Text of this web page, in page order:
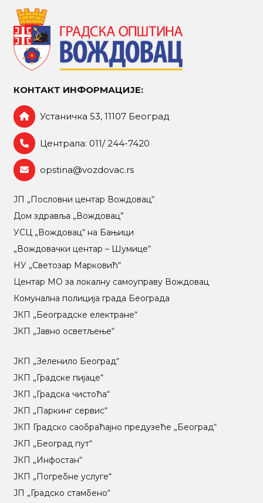
КОНТАКТ ИНФОРМАЦИЈЕ:
Устаничка 53, 11107 Београд
Централа: 011/ 244-7420
opstina@vozdovac.rs
ЈП „Пословни центар Вождовац“
Дом здравља „Вождовац”
УСЦ „Вождовац“ на Бањици
„Вождовачки центар – Шумице“
НУ „Светозар Марковић“
Центар МO за локалну самоуправу Вождовац
Комунална полиција града Београда
ЈКП „Београдске електране“
ЈКП „Јавно осветљење“
ЈКП „Зеленило Београд“
ЈКП „Градске пијаце“
ЈКП „Градска чистоћа“
ЈКП „Паркинг сервис“
ЈКП Градско саобраћајно предузеће „Београд“
ЈКП „Београд пут“
ЈКП „Инфостан“
ЈКП „Погребне услуге“
ЈП „Градско стамбено“